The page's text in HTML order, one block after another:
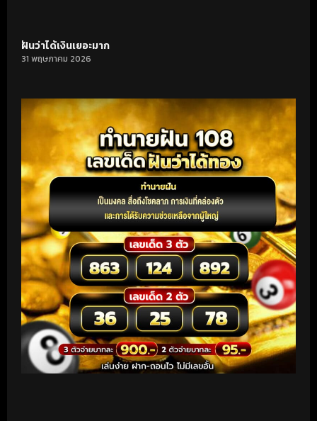
ฝันว่าได้เงินเยอะมาก
31 พฤษภาคม 2026